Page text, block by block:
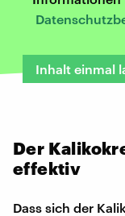
Inhalt einmal
Der
effektiv
Dass sich der